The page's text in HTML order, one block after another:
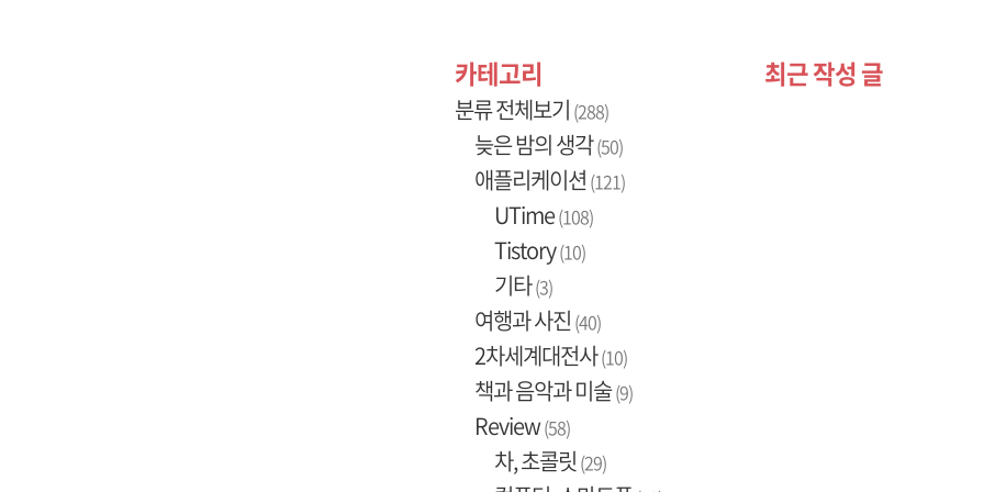
카테고리
분류 전체보기 (288)
늦은 밤의 생각(50)
애플리케이션 (121)
UTime(108)
Tistory(10)
기타(3)
여행과 사진 (40)
2차세계대전사(10)
책과 음악과 미술(9)
Review(58)
차, 초콜릿 (29)
최근 작성 글